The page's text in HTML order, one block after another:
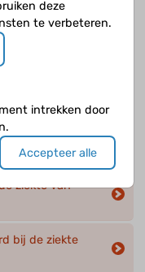
ziekte van
bij de ziekte
deze
te verbeteren.
intrekken door
Accepteer alle